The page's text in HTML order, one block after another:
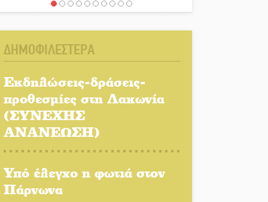
Τα ζάρια παίρνουν «φωτιά»
Αυθεντικό γλέντι με «Γιορτή
Βραστού» στη Σοχά
Το τελεφερίκ της
Μονεμβασιάς στο τραπέζι
Πολιτισμός και παράδοση
ΔΗΜΟΦΙΛΕΣΤΕΡΑ
Εκδηλώσεις-δράσεις-
προθεσμίες στη Λακωνία
(ΣΥΝΕΧΗΣ
ΑΝΑΝΕΩΣΗ)
Υπό έλεγχο η φωτιά στον
Πάρνωνα